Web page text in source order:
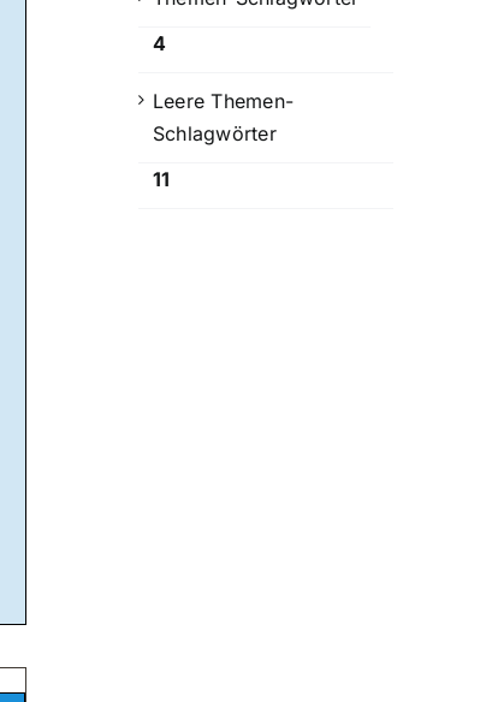
4
Leere Themen-
Schlagwörter
11